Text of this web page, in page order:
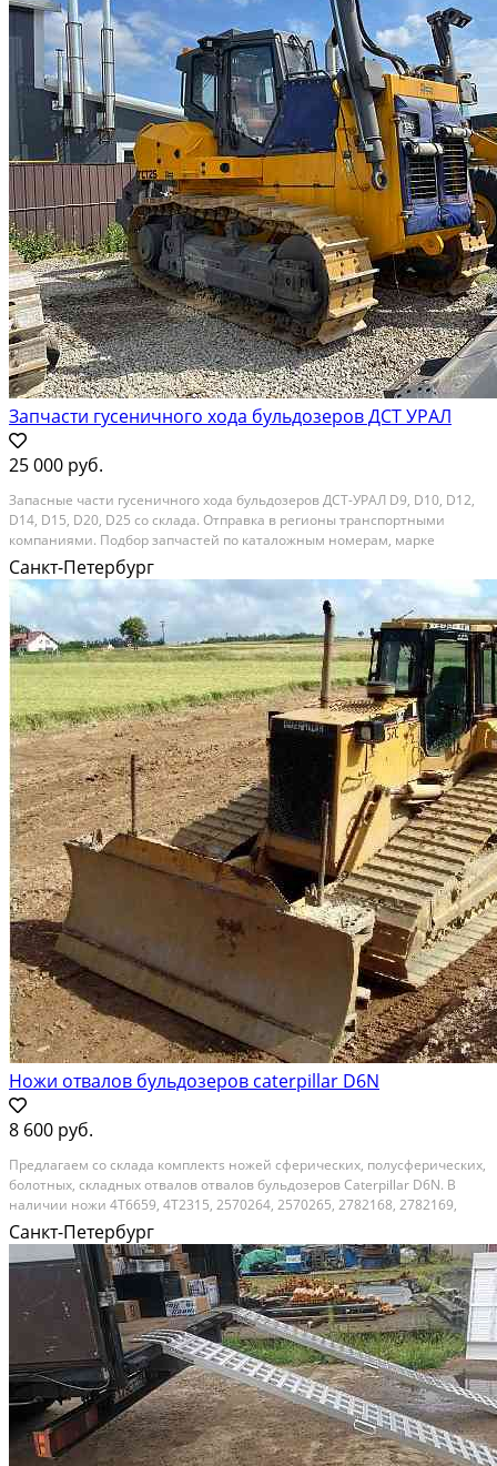
Запчасти гусеничного хода бульдозеров ДСТ УРАЛ
25 000 руб.
Запасные части гусеничного хода бульдозеров ДСТ-УРАЛ D9, D10, D12,
D14, D15, D20, D25 со склада. Отправка в регионы транспортными
компаниями. Подбор запчастей по каталожным номерам, марке
бульдозера, размерам из каталогов
Санкт-Петербург
Ножи отвалов бульдозеров caterpillar D6N
8 600 руб.
Предлагаем со склада комплектs ножей сферических, полусферических,
болотных, складных отвалов отвалов бульдозеров Caterpillar D6N. В
наличии ножи 4Т6659, 4Т2315, 2570264, 2570265, 2782168, 2782169,
2782170, 9U8057, 3G4282, 8Е9378, 8Е9379. Надежная и износостойкая
продукция наших производителей...
Санкт-Петербург